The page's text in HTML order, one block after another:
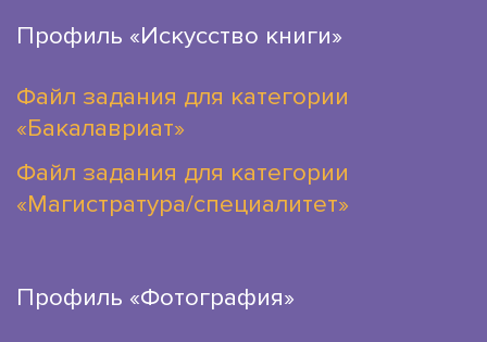
Профиль «Искусство книги»
Файл задания для категории
«Бакалавриат»
Файл задания для категории
«Магистратура/специалитет»
Профиль «Фотография»